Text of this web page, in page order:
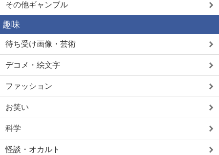
その他ギャンブル
趣味
待ち受け画像・芸術
デコメ・絵文字
ファッション
お笑い
科学
怪談・オカルト